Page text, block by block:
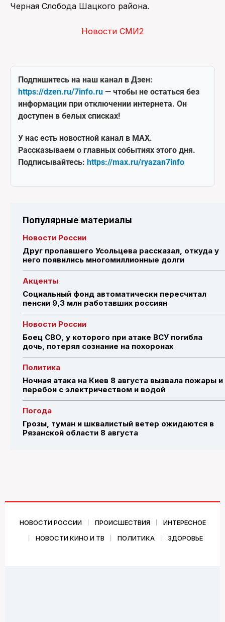
Черная Слобода Шацкого района.
Новости СМИ2
Подпишитесь на наш канал в Дзен:
https://dzen.ru/7info.ru — чтобы не остаться без
информации при отключении интернета. Он
доступен в белых списках!
У нас есть новостной канал в MAX.
Рассказываем о главных событиях этого дня.
Подписывайтесь: https://max.ru/ryazan7info
Популярные материалы
Новости России
Друг пропавшего Усольцева рассказал, откуда у
него появились многомиллионные долги
Акценты
Социальный фонд автоматически пересчитал
пенсии 9,3 млн работавших россиян
Новости России
Боец СВО, у которого при атаке ВСУ погибла
дочь, потерял сознание на похоронах
Политика
Ночная атака на Киев 8 августа вызвала пожары и
перебои с электричеством и водой
Погода
Грозы, туман и шквалистый ветер ожидаются в
Рязанской области 8 августа
НОВОСТИ РОССИИ ПРОИСШЕСТВИЯ
ИНТЕРЕСНОЕ
НОВОСТИ КИНО И ТВ
ПОЛИТИКА ЗДОРОВЬЕ